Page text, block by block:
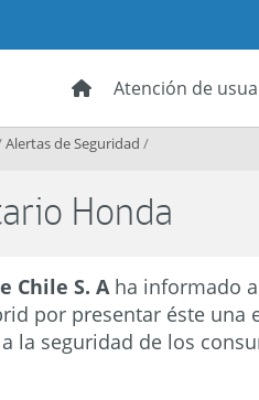
Atención de
Alertas de Seguridad /
Honda
Chile S. Aha informado a
por presentar éste
la seguridad de los